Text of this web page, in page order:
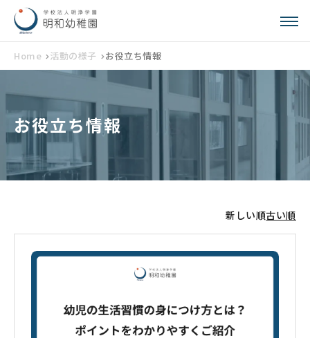
Home 活動の様子 お役立ち情報
お役立ち情報
新しい順古い順